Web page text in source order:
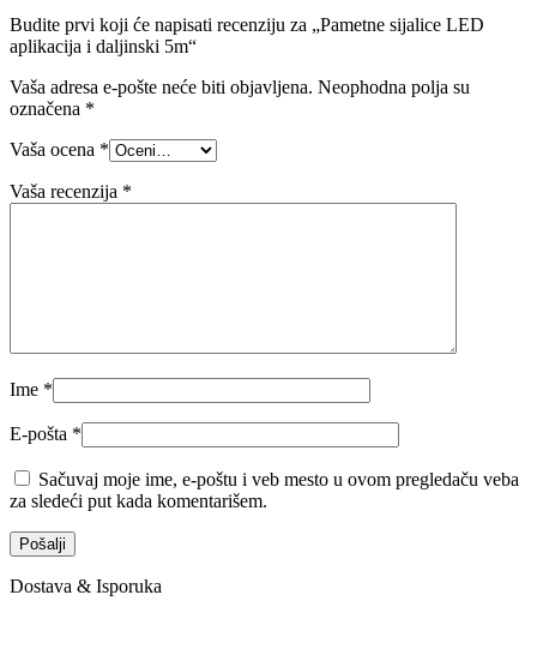
Budite prvi koji će napisati recenziju za „Pametne sijalice LED
aplikacija i daljinski 5m“
Vaša adresa e-pošte neće biti objavljena. Neophodna polja su
označena *
Vaša ocena *
Vaša recenzija *
Ime *
E-pošta *
Sačuvaj moje ime, e-poštu i veb mesto u ovom pregledaču veba
za sledeći put kada komentarišem.
Dostava & Isporuka